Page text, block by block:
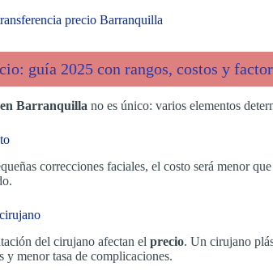
precio Barranquilla
guía 2025 con rangos, costos y
Barranquilla no es único: varios elementos
correcciones faciales, el costo será menor
del cirujano afectan el precio. Un cirujano
y menor tasa de complicaciones.